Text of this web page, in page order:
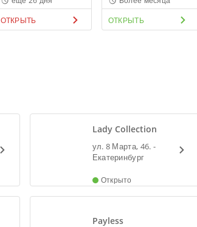
ОТКРЫТЬ
ОТКРЫТЬ
Lady Collection
ул. 8 Марта, 46. -
Екатеринбург
Открыто
Payless